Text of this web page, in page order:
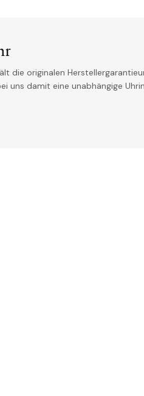
die originalen
uns damit eine unabhängige